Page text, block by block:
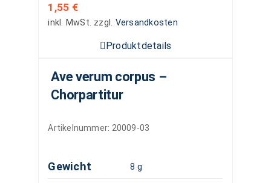
1,55 €
inkl. MwSt. zzgl. Versandkosten
Produktdetails
Ave verum corpus –
Chorpartitur
Artikelnummer: 20009-03
Gewicht 8 g